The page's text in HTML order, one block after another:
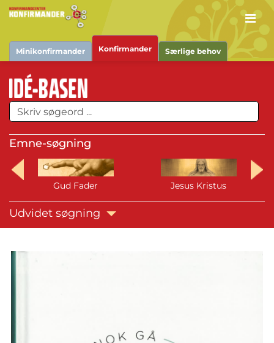
Minikonfirmander Konfirmander Særlige behov
Emne-søgning
Gud Fader Jesus Kristus
Udvidet søgning